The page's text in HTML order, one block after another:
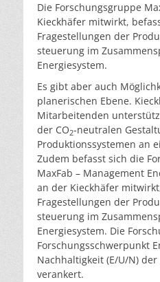
Die Forschungsgruppe
Kieckhäfer mitwirkt,
Fragestellungen der
steuerung im
Energiesystem.
Es gibt aber auch
planerischen Ebene.
Mitarbeitenden
der CO2-neutralen
Produktionssystemen an
Zudem befasst sich die
MaxFab – Management
an der Kieckhäfer
Fragestellungen der
steuerung im
Energiesystem. Die
Forschungsschwerpunkt
Nachhaltigkeit (E/U/N)
verankert.